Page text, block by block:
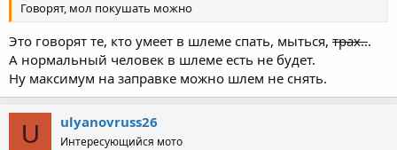
Говорят, мол покушать можно
Это говорят те, кто умеет в шлеме спать, мыться, трах...
А нормальный человек в шлеме есть не будет.
Ну максимум на заправке можно шлем не снять.
U ulyanovruss26
Интересующийся мото